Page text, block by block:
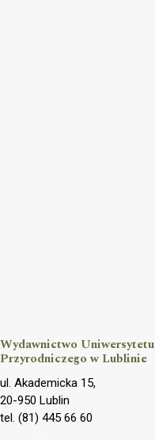
Wydawnictwo Uniwersytetu
Przyrodniczego w Lublinie
ul. Akademicka 15,
20-950 Lublin
tel. (81) 445 66 60